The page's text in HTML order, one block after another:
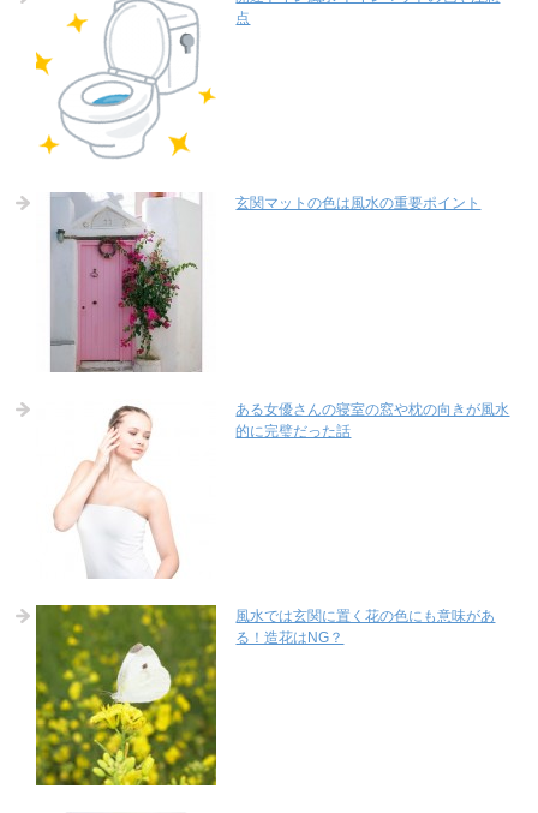
点
玄関マットの色は風水の重要ポイント
ある女優さんの寝室の窓や枕の向きが風水
的に完璧だった話
風水では玄関に置く花の色にも意味があ
る！造花はNG？